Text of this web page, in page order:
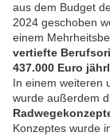
aus dem Budget
2024 geschoben
einem
vertiefte
437.000 Euro
In einem weiteren
wurde außerdem
Konzeptes wurde